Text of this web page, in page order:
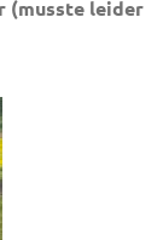
(musste leider